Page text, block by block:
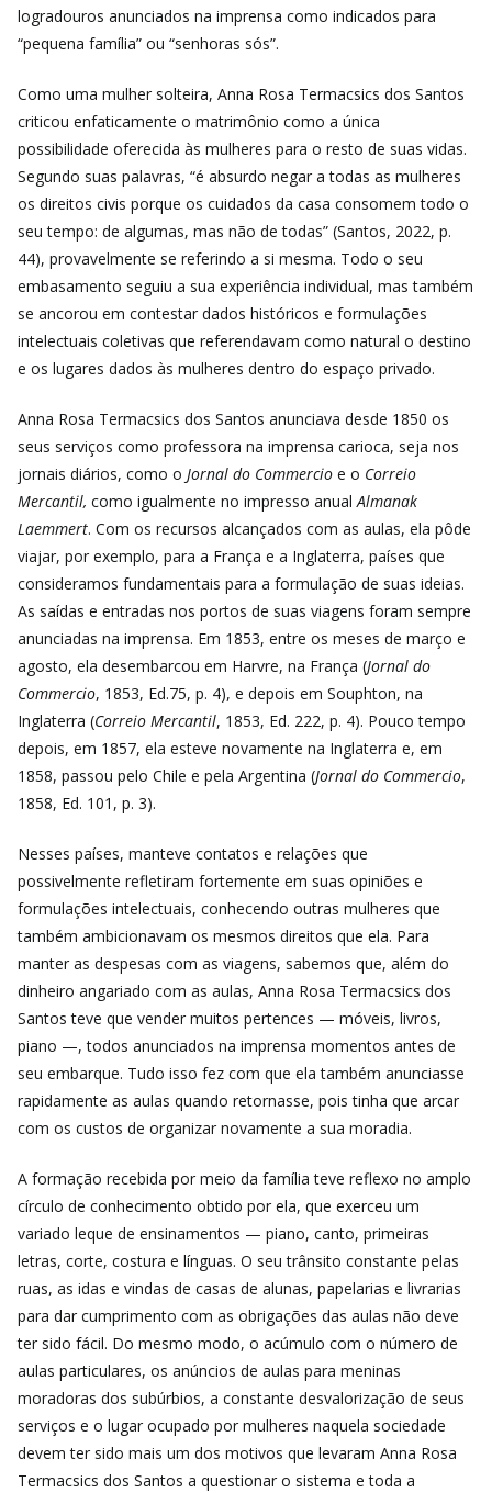
logradouros anunciados na imprensa como indicados para
“pequena família” ou “senhoras sós”.
Como uma mulher solteira, Anna Rosa Termacsics dos Santos
criticou enfaticamente o matrimônio como a única
possibilidade oferecida às mulheres para o resto de suas vidas.
Segundo suas palavras, “é absurdo negar a todas as mulheres
os direitos civis porque os cuidados da casa consomem todo o
seu tempo: de algumas, mas não de todas” (Santos, 2022, p.
44), provavelmente se referindo a si mesma. Todo o seu
embasamento seguiu a sua experiência individual, mas também
se ancorou em contestar dados históricos e formulações
intelectuais coletivas que referendavam como natural o destino
e os lugares dados às mulheres dentro do espaço privado.
Anna Rosa Termacsics dos Santos anunciava desde 1850 os
seus serviços como professora na imprensa carioca, seja nos
jornais diários, como o Jornal do Commercio e o Correio
Mercantil, como igualmente no impresso anualAlmanak
Laemmert. Com os recursos alcançados com as aulas, ela pôde
viajar, por exemplo, para a França e a Inglaterra, países que
consideramos fundamentais para a formulação de suas ideias.
As saídas e entradas nos portos de suas viagens foram sempre
anunciadas na imprensa. Em 1853, entre os meses de março e
agosto, ela desembarcou em Harvre, na França (Jornal do
Commercio, 1853, Ed.75, p. 4), e depois em Souphton, na
Inglaterra (Correio Mercantil, 1853, Ed. 222, p. 4). Pouco tempo
depois, em 1857, ela esteve novamente na Inglaterra e, em
1858, passou pelo Chile e pela Argentina (Jornal do Commercio,
1858, Ed. 101, p. 3).
Nesses países, manteve contatos e relações que
possivelmente refletiram fortemente em suas opiniões e
formulações intelectuais, conhecendo outras mulheres que
também ambicionavam os mesmos direitos que ela. Para
manter as despesas com as viagens, sabemos que, além do
dinheiro angariado com as aulas, Anna Rosa Termacsics dos
Santos teve que vender muitos pertences — móveis, livros,
piano —, todos anunciados na imprensa momentos antes de
seu embarque. Tudo isso fez com que ela também anunciasse
rapidamente as aulas quando retornasse, pois tinha que arcar
com os custos de organizar novamente a sua moradia.
A formação recebida por meio da família teve reflexo no amplo
círculo de conhecimento obtido por ela, que exerceu um
variado leque de ensinamentos — piano, canto, primeiras
letras, corte, costura e línguas. O seu trânsito constante pelas
ruas, as idas e vindas de casas de alunas, papelarias e livrarias
para dar cumprimento com as obrigações das aulas não deve
ter sido fácil. Do mesmo modo, o acúmulo com o número de
aulas particulares, os anúncios de aulas para meninas
moradoras dos subúrbios, a constante desvalorização de seus
serviços e o lugar ocupado por mulheres naquela sociedade
devem ter sido mais um dos motivos que levaram Anna Rosa
Termacsics dos Santos a questionar o sistema e toda a